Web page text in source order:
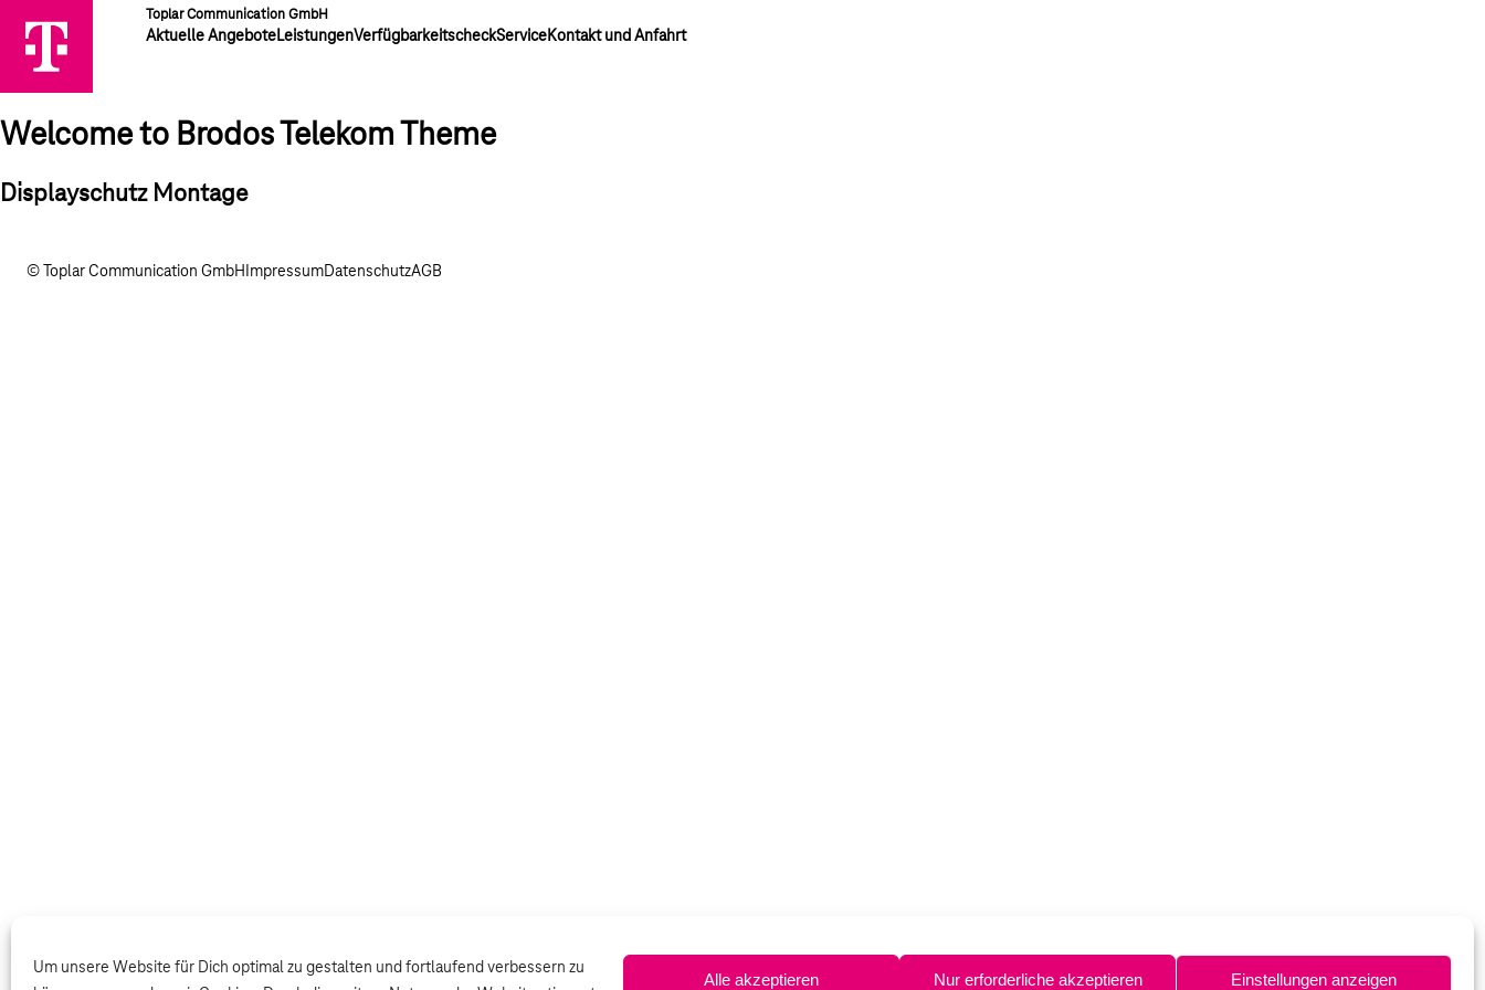
Um unsere Website für Dich optimal zu gestalten und fortlaufend verbessern zu
Alle akzeptieren Nur erforderliche akzeptieren Einstellungen anzeigen
Toplar Communication GmbH
Aktuelle AngeboteLeistungenVerfügbarkeitscheckServiceKontakt und Anfahrt
Welcome to Brodos Telekom Theme
Displayschutz Montage
© Toplar Communication GmbH ImpressumDatenschutzAGB